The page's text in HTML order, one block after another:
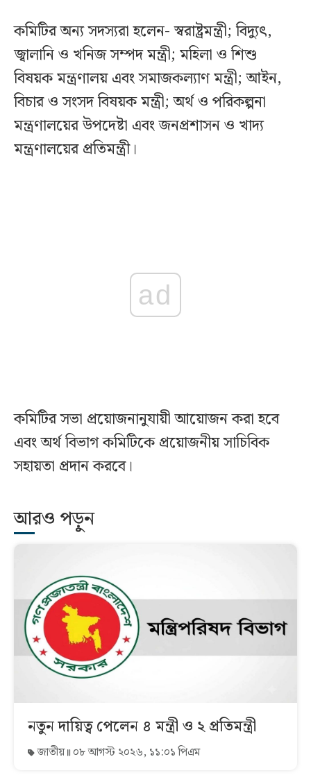
কমিটির অন্য সদস্যরা হলেন- স্বরাষ্ট্রমন্ত্রী; বিদ্যুৎ,
জ্বালানি ও খনিজ সম্পদ মন্ত্রী; মহিলা ও শিশু
বিষয়ক মন্ত্রণালয় এবং সমাজকল্যাণ মন্ত্রী; আইন,
বিচার ও সংসদ বিষয়ক মন্ত্রী; অর্থ ও পরিকল্পনা
মন্ত্রণালয়ের উপদেষ্টা এবং জনপ্রশাসন ও খাদ্য
মন্ত্রণালয়ের প্রতিমন্ত্রী।
ad
কমিটির সভা প্রয়োজনানুযায়ী আয়োজন করা হবে
এবং অর্থ বিভাগ কমিটিকে প্রয়োজনীয় সাচিবিক
সহায়তা প্রদান করবে।
আরও পড়ুন
নতুন দায়িত্ব পেলেন ৪ মন্ত্রী ও ২ প্রতিমন্ত্রী
জাতীয় ০৮ আগস্ট ২০২৬, ১১:০১ পিএম